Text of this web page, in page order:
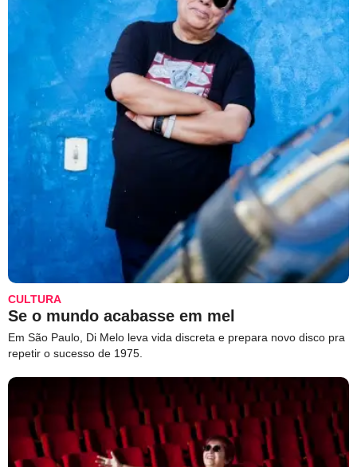
CULTURA
Se o mundo acabasse em mel
Em São Paulo, Di Melo leva vida discreta e prepara novo disco pra
repetir o sucesso de 1975.